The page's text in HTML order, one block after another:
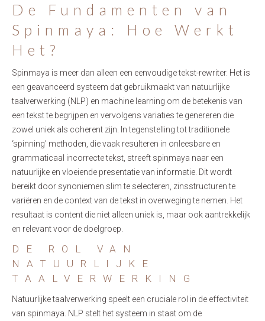
De Fundamenten van
Spinmaya: Hoe Werkt
Het?
Spinmaya is meer dan alleen een eenvoudige tekst-rewriter. Het is
een geavanceerd systeem dat gebruikmaakt van natuurlijke
taalverwerking (NLP) en machine learning om de betekenis van
een tekst te begrijpen en vervolgens variaties te genereren die
zowel uniek als coherent zijn. In tegenstelling tot traditionele
‘spinning’ methoden, die vaak resulteren in onleesbare en
grammaticaal incorrecte tekst, streeft spinmaya naar een
natuurlijke en vloeiende presentatie van informatie. Dit wordt
bereikt door synoniemen slim te selecteren, zinsstructuren te
variëren en de context van de tekst in overweging te nemen. Het
resultaat is content die niet alleen uniek is, maar ook aantrekkelijk
en relevant voor de doelgroep.
DE ROL VAN
NATUURLIJKE
TAALVERWERKING
Natuurlijke taalverwerking speelt een cruciale rol in de effectiviteit
van spinmaya. NLP stelt het systeem in staat om de